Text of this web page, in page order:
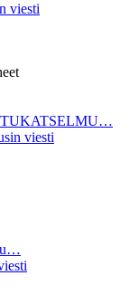
viesti
viesti